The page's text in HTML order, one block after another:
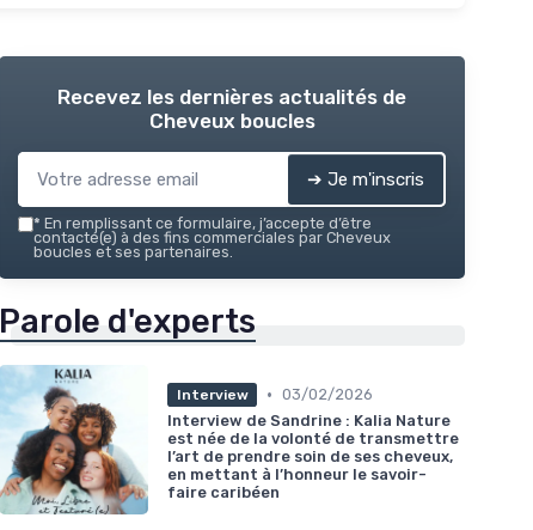
Recevez les dernières actualités de
Cheveux boucles
➔ Je m'inscris
* En remplissant ce formulaire, j’accepte d’être
contacté(e) à des fins commerciales par Cheveux
boucles et ses partenaires.
Parole d'experts
Interview • 03/02/2026
Interview de Sandrine : Kalia Nature
est née de la volonté de transmettre
l’art de prendre soin de ses cheveux,
en mettant à l’honneur le savoir-
faire caribéen